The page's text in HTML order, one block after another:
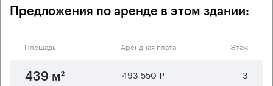
Предложения по аренде в этом здании:
Площадь Арендная плата Этаж
439 м² 493 550 ₽ 3